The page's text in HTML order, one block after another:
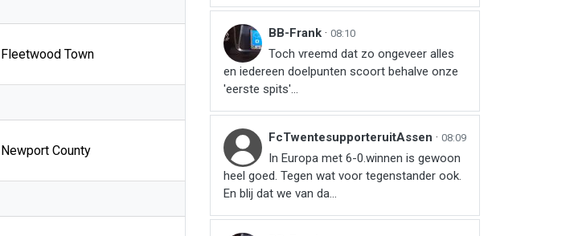
Fleetwood Town
Newport County
BB-Frank · 08:10
Toch vreemd dat zo ongeveer alles
en iedereen doelpunten scoort behalve onze
'eerste spits'...
FcTwentesupporteruitAssen · 08:09
In Europa met 6-0.winnen is gewoon
heel goed. Tegen wat voor tegenstander ook.
En blij dat we van da...